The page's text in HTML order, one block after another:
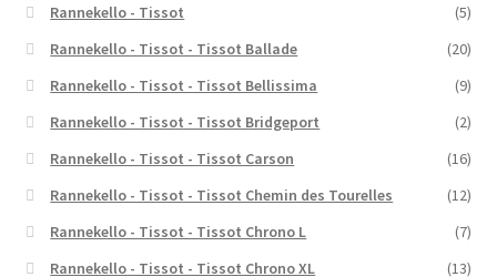
Rannekello - Tissot
(5)
Rannekello - Tissot - Tissot Ballade
(20)
Rannekello - Tissot - Tissot Bellissima
(9)
Rannekello - Tissot - Tissot Bridgeport
(2)
Rannekello - Tissot - Tissot Carson
(16)
Rannekello - Tissot - Tissot Chemin des Tourelles
(12)
Rannekello - Tissot - Tissot Chrono L
(7)
Rannekello - Tissot - Tissot Chrono XL
(13)